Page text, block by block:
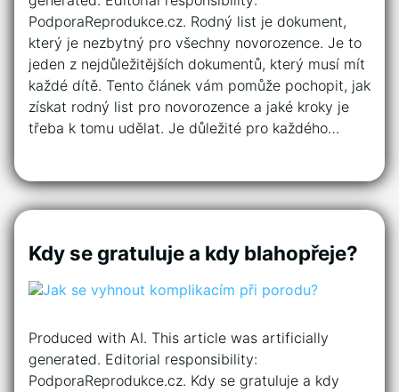
PodporaReprodukce.cz. Rodný list je dokument,
který je nezbytný pro všechny novorozence. Je to
jeden z nejdůležitějších dokumentů, který musí mít
každé dítě. Tento článek vám pomůže pochopit, jak
získat rodný list pro novorozence a jaké kroky je
třeba k tomu udělat. Je důležité pro každého…
Kdy se gratuluje a kdy blahopřeje?
Produced with AI. This article was artificially
generated. Editorial responsibility:
PodporaReprodukce.cz. Kdy se gratuluje a kdy